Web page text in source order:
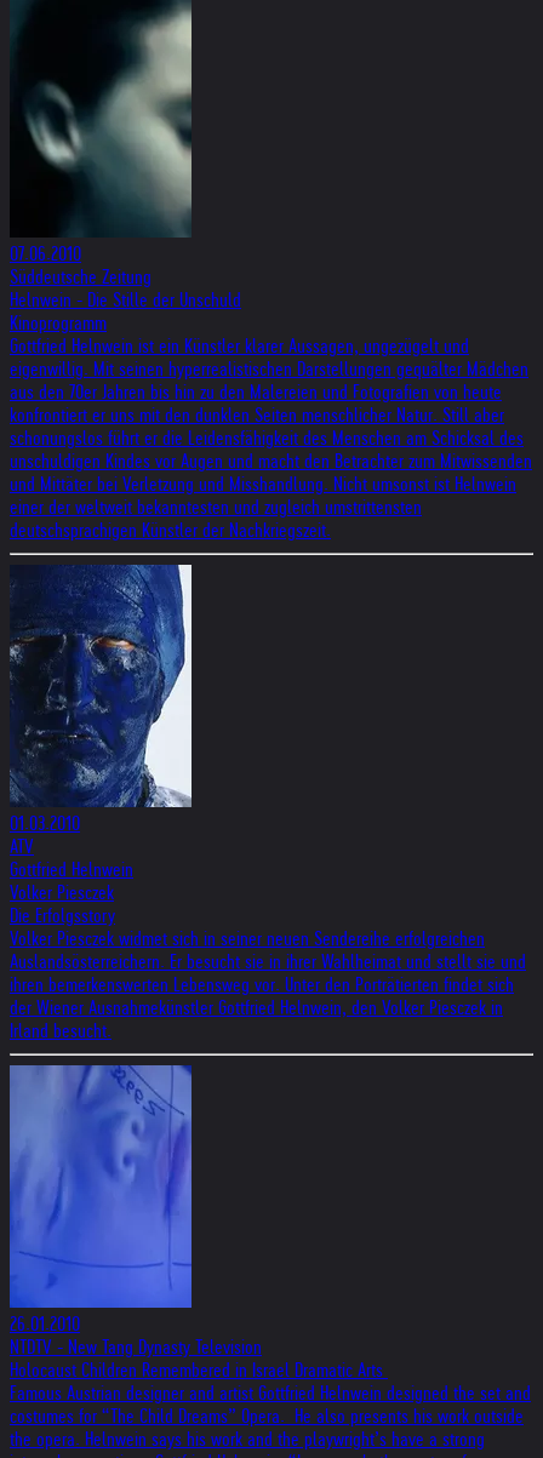
07.06.2010
Süddeutsche Zeitung
Helnwein - Die Stille der Unschuld
Kinoprogramm
Gottfried Helnwein ist ein Künstler klarer Aussagen, ungezügelt und
eigenwillig. Mit seinen hyperrealistischen Darstellungen gequälter Mädchen
aus den 70er Jahren bis hin zu den Malereien und Fotografien von heute
konfrontiert er uns mit den dunklen Seiten menschlicher Natur. Still aber
schonungslos führt er die Leidensfähigkeit des Menschen am Schicksal des
unschuldigen Kindes vor Augen und macht den Betrachter zum Mitwissenden
und Mittäter bei Verletzung und Misshandlung. Nicht umsonst ist Helnwein
einer der weltweit bekanntesten und zugleich umstrittensten
deutschsprachigen Künstler der Nachkriegszeit.
01.03.2010
ATV
Gottfried Helnwein
Volker Piesczek
Die Erfolgsstory
Volker Piesczek widmet sich in seiner neuen Sendereihe erfolgreichen
Auslandsösterreichern. Er besucht sie in ihrer Wahlheimat und stellt sie und
ihren bemerkenswerten Lebensweg vor. Unter den Porträtierten findet sich
der Wiener Ausnahmekünstler Gottfried Helnwein, den Volker Piesczek in
Irland besucht.
26.01.2010
NTDTV - New Tang Dynasty Television
Holocaust Children Remembered in Israel Dramatic Arts
Famous Austrian designer and artist Gottfried Helnwein designed the set and
costumes for “The Child Dreams” Opera. He also presents his work outside
the opera. Helnwein says his work and the playwright’s have a strong